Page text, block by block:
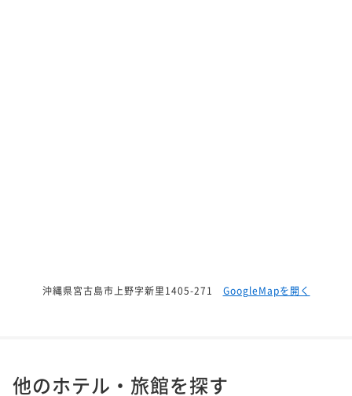
沖縄県宮古島市上野字新里1405-271 GoogleMapを開く
他のホテル・旅館を探す